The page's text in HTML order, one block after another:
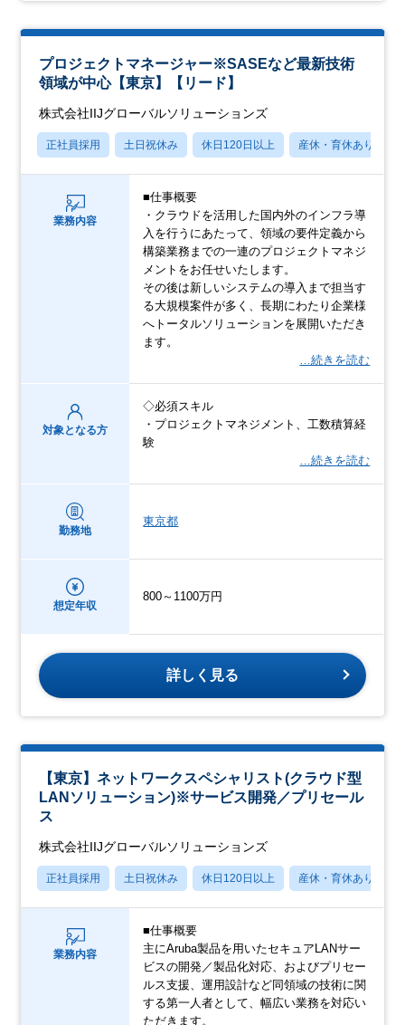
プロジェクトマネージャー※SASEなど最新技術
領域が中心【東京】【リード】
株式会社IIJグローバルソリューションズ
正社員採用 土日祝休み 休日120日以上 産休・育休あり
業務内容
■仕事概要
・クラウドを活用した国内外のインフラ導
入を行うにあたって、領域の要件定義から
構築業務までの一連のプロジェクトマネジ
メントをお任せいたします。
その後は新しいシステムの導入まで担当す
る大規模案件が多く、長期にわたり企業様
へトータルソリューションを展開いただき
ます。
…続きを読む
対象となる方
◇必須スキル
・プロジェクトマネジメント、工数積算経
験
…続きを読む
勤務地
東京都
想定年収
800～1100万円
詳しく見る
【東京】ネットワークスペシャリスト(クラウド型
LANソリューション)※サービス開発／プリセール
ス
株式会社IIJグローバルソリューションズ
正社員採用 土日祝休み 休日120日以上 産休・育休あり
業務内容
■仕事概要
主にAruba製品を用いたセキュアLANサー
ビスの開発／製品化対応、およびプリセー
ルス支援、運用設計など同領域の技術に関
する第一人者として、幅広い業務を対応い
ただきます。